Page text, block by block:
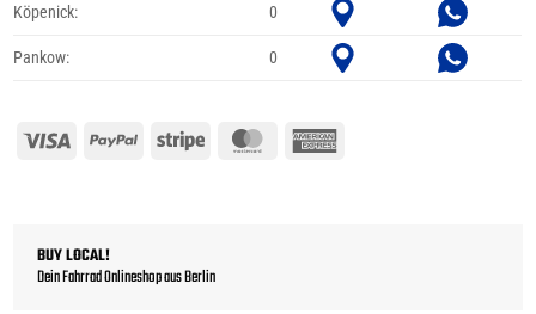
Köpenick: 0
Pankow: 0
Visa PayPal Stripe MasterCard
BUY LOCAL!
Dein Fahrrad Onlineshop aus Berlin